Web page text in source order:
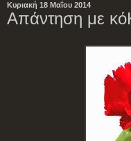
Κυριακή 18 Μαΐου 2014
Απάντηση με